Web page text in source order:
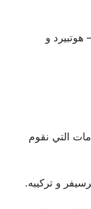
و
التي نقوم
و تركيبه.